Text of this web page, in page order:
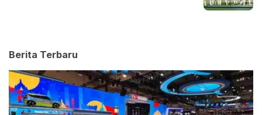
Berita Terbaru